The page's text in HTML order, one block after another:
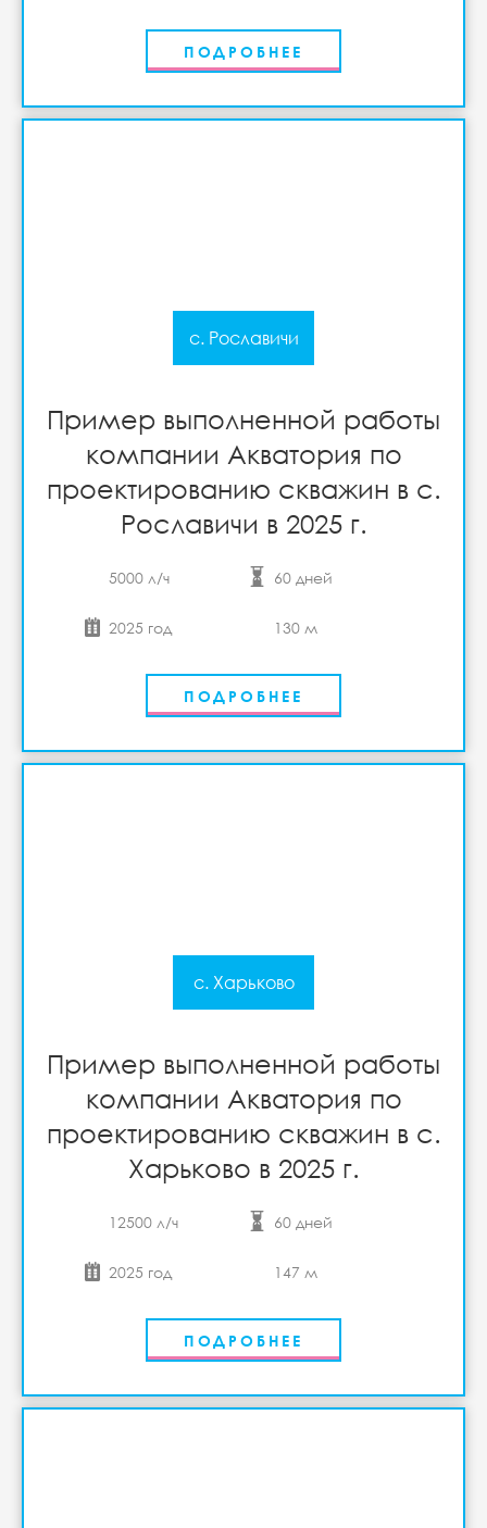
ПОДРОБНЕЕ
с. Рославичи
Пример выполненной работы
компании Акватория по
проектированию скважин в с.
Рославичи в 2025 г.
5000 л/ч 60 дней
2025 год 130 м
ПОДРОБНЕЕ
с. Харьково
Пример выполненной работы
компании Акватория по
проектированию скважин в с.
Харьково в 2025 г.
12500 л/ч 60 дней
2025 год 147 м
ПОДРОБНЕЕ